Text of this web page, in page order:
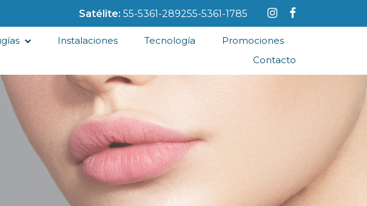
Satélite: 55-5361-289255-5361-1785
Instalaciones Tecnología
Promociones
Contacto